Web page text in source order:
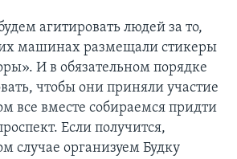
агитировать людей за то,
машинах размещали стикеры
И в обязательном порядке
чтобы они приняли участие
все вместе собираемся придти
Если получится,
случае организуем Будку